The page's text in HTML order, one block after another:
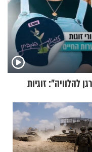
להלוויה": זוגיות